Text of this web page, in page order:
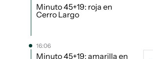
Minuto 45+19: roja en
Cerro Largo
16:06
Minuto 45+19: amarilla en